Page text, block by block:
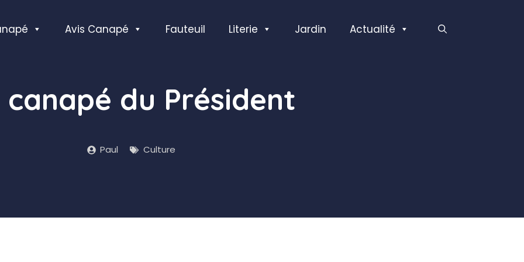
Avis Canapé Fauteuil Literie Jardin Actualité
canapé du Président
Paul Culture